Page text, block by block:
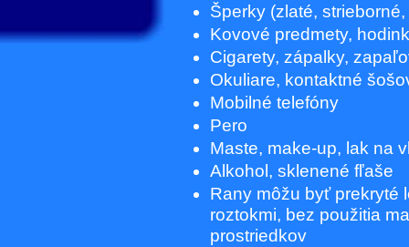
Šperky (zlaté,
Kovové predmety,
Cigarety, zápalky,
Okuliare, kontaktné
Mobilné telefóny
Pero
Maste, make-up, lak na
Alkohol, sklenené fľaše
Rany môžu byť prekryté
roztokmi, bez použitia
prostriedkov